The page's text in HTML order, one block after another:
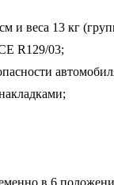
и веса 13 кг
R129/03;
в 6